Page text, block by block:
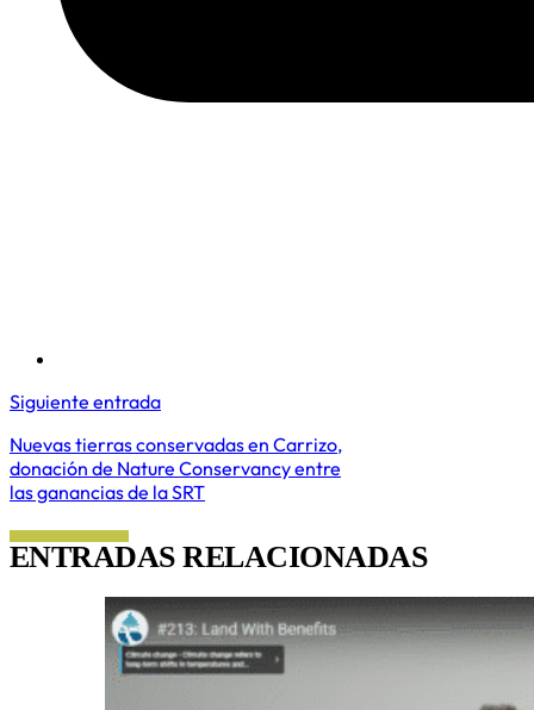
Siguiente entrada
Nuevas tierras conservadas en Carrizo,
donación de Nature Conservancy entre
las ganancias de la SRT
ENTRADAS RELACIONADAS